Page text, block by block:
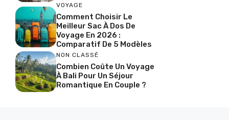
VOYAGE
Comment Choisir Le
Meilleur Sac À Dos De
Voyage En 2026 :
Comparatif De 5 Modèles
NON CLASSÉ
Combien Coûte Un Voyage
À Bali Pour Un Séjour
Romantique En Couple ?